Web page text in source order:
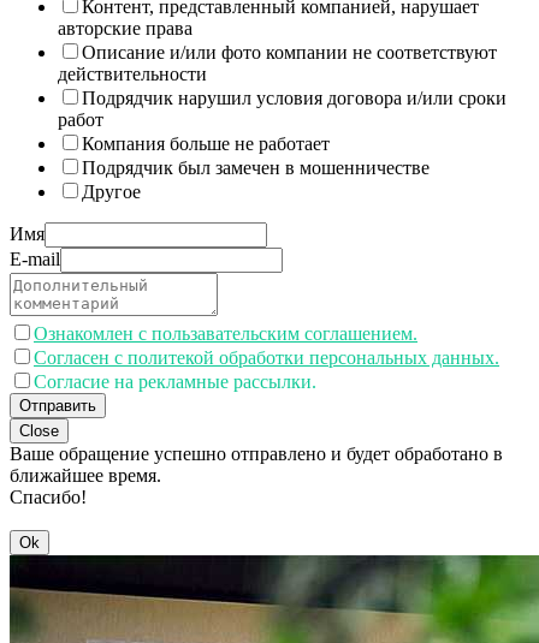
Контент, представленный компанией, нарушает
авторские права
Описание и/или фото компании не соответствуют
действительности
Подрядчик нарушил условия договора и/или сроки
работ
Компания больше не работает
Подрядчик был замечен в мошенничестве
Другое
Имя
E-mail
Ознакомлен с пользавательским соглашением.
Согласен с политекой обработки персональных данных.
Согласие на рекламные рассылки.
Отправить
Close
Ваше обращение успешно отправлено и будет обработано в
ближайшее время.
Спасибо!
Ok